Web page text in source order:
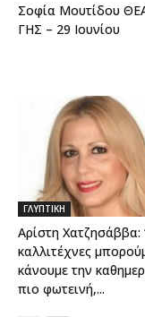
Σοφία Μουτίδου
ΓΗΣ – 29 Ιουνίου
ΓΛΥΠΤΙΚΗ
Αρίστη Χατζησάββα:
καλλιτέχνες
κάνουμε την
πιο φωτεινή,...